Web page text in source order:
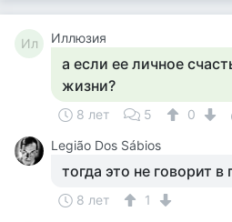
Ил Иллюзия
а если ее личное
жизни?
8 лет 5
0
Legião Dos Sábios
тогда это не говорит
8 лет 1